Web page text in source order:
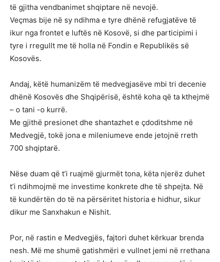
të gjitha vendbanimet shqiptare në nevojë.
Veçmas bije në sy ndihma e tyre dhënë refugjatëve të
ikur nga frontet e luftës në Kosovë, si dhe participimi i
tyre i rregullt me të holla në Fondin e Republikës së
Kosovës.
Andaj, këtë humanizëm të medvegjasëve mbi tri decenie
dhënë Kosovës dhe Shqipërisë, është koha që ta kthejmë
– o tani -o kurrë.
Me gjithë presionet dhe shantazhet e çdoditshme në
Medvegjë, tokë jona e mileniumeve ende jetojnë rreth
700 shqiptarë.
Nëse duam që t’i ruajmë gjurmët tona, këta njerëz duhet
t’i ndihmojmë me investime konkrete dhe të shpejta. Në
të kundërtën do të na përsëritet historia e hidhur, sikur
dikur me Sanxhakun e Nishit.
Por, në rastin e Medvegjës, fajtori duhet kërkuar brenda
nesh. Më me shumë gatishmëri e vullnet jemi në rrethana